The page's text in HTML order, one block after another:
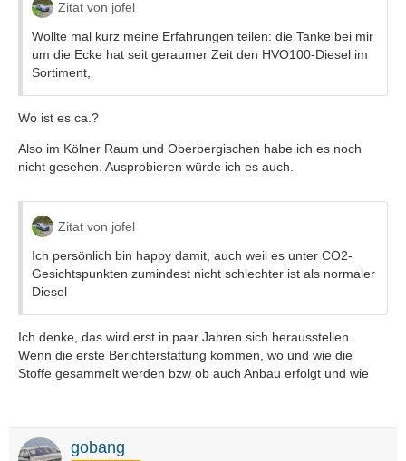
Zitat von jofel
Wollte mal kurz meine Erfahrungen teilen: die Tanke bei mir
um die Ecke hat seit geraumer Zeit den HVO100-Diesel im
Sortiment,
Wo ist es ca.?
Also im Kölner Raum und Oberbergischen habe ich es noch
nicht gesehen. Ausprobieren würde ich es auch.
Zitat von jofel
Ich persönlich bin happy damit, auch weil es unter CO2-
Gesichtspunkten zumindest nicht schlechter ist als normaler
Diesel
Ich denke, das wird erst in paar Jahren sich herausstellen.
Wenn die erste Berichterstattung kommen, wo und wie die
Stoffe gesammelt werden bzw ob auch Anbau erfolgt und wie
gobang